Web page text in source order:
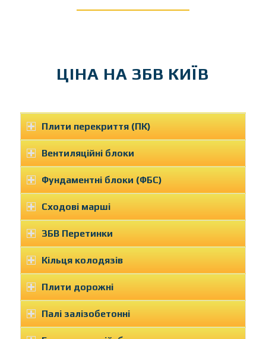
ЦІНА НА ЗБВ КИЇВ
Плити перекриття (ПК)
Вентиляційні блоки
Фундаментні блоки (ФБС)
Сходові марші
ЗБВ Перетинки
Кільця колодязів
Плити дорожні
Палі залізобетонні